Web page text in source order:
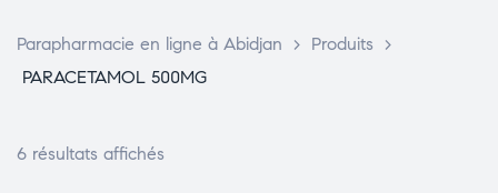
Parapharmacie en ligne à Abidjan > Produits
>
PARACETAMOL 500MG
6 résultats affichés